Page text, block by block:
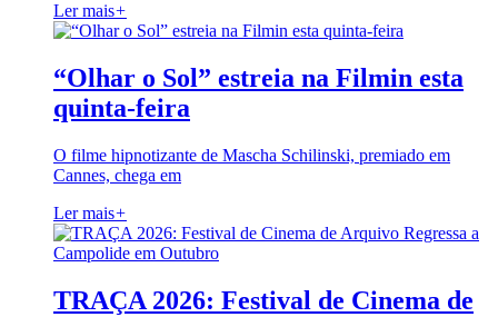
Ler mais+
“Olhar o Sol” estreia na Filmin esta
quinta-feira
O filme hipnotizante de Mascha Schilinski, premiado em
Cannes, chega em
Ler mais+
TRAÇA 2026: Festival de Cinema de